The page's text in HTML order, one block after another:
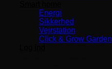
Energi
Sikkerhed
Vejrstation
Click & Grow Garden